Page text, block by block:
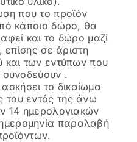
που το προϊόν
κάποιο δώρο, θα
και το δώρο μαζί
επίσης σε άριστη
και των εντύπων που
συνοδεύουν .
το δικαίωμα
του εντός της άνω
14 ημερολογιακών
παραλαβή